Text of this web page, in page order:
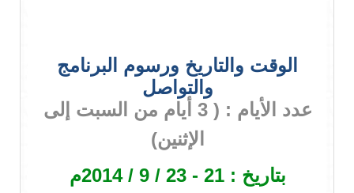
الوقت والتاريخ ورسوم البرنامج
والتواصل
عدد الأيام : ( 3 أيام من السبت إلى
الإثنين)
بتاريخ : 21 - 23 / 9 / 2014م